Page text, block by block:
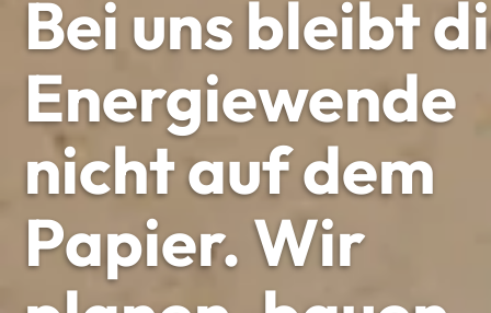
Bei uns bleibt
Energiewende
nicht auf dem
Papier. Wir